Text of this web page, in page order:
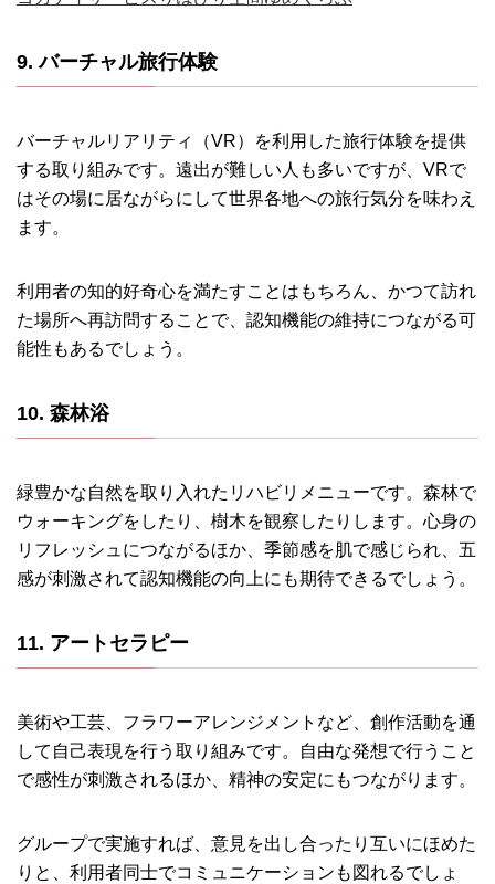
9. バーチャル旅行体験
バーチャルリアリティ（VR）を利用した旅行体験を提供
する取り組みです。遠出が難しい人も多いですが、VRで
はその場に居ながらにして世界各地への旅行気分を味わえ
ます。
利用者の知的好奇心を満たすことはもちろん、かつて訪れ
た場所へ再訪問することで、認知機能の維持につながる可
能性もあるでしょう。
10. 森林浴
緑豊かな自然を取り入れたリハビリメニューです。森林で
ウォーキングをしたり、樹木を観察したりします。心身の
リフレッシュにつながるほか、季節感を肌で感じられ、五
感が刺激されて認知機能の向上にも期待できるでしょう。
11. アートセラピー
美術や工芸、フラワーアレンジメントなど、創作活動を通
して自己表現を行う取り組みです。自由な発想で行うこと
で感性が刺激されるほか、精神の安定にもつながります。
グループで実施すれば、意見を出し合ったり互いにほめた
りと、利用者同士でコミュニケーションも図れるでしょ